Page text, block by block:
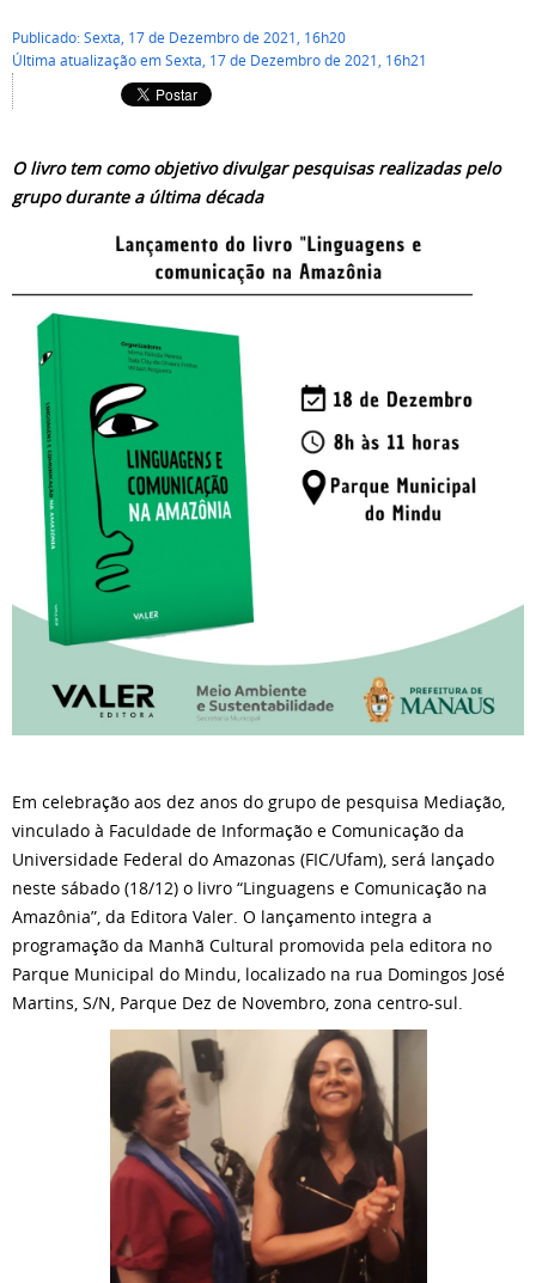
Publicado: Sexta, 17 de Dezembro de 2021, 16h20
Última atualização em Sexta, 17 de Dezembro de 2021, 16h21
O livro tem como objetivo divulgar pesquisas realizadas pelo
grupo durante a última década
Em celebração aos dez anos do grupo de pesquisa Mediação,
vinculado à Faculdade de Informação e Comunicação da
Universidade Federal do Amazonas (FIC/Ufam), será lançado
neste sábado (18/12) o livro “Linguagens e Comunicação na
Amazônia”, da Editora Valer. O lançamento integra a
programação da Manhã Cultural promovida pela editora no
Parque Municipal do Mindu, localizado na rua Domingos José
Martins, S/N, Parque Dez de Novembro, zona centro-sul.